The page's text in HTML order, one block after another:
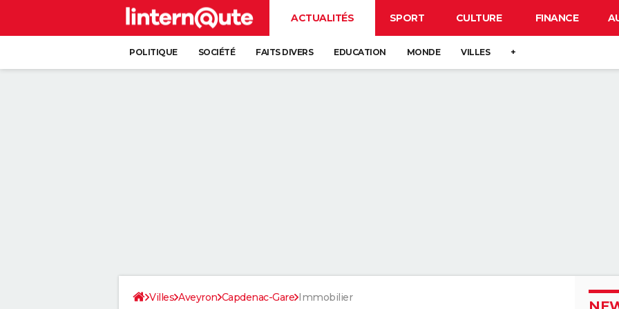
ACTUALITÉS SPORT CULTURE FINANCE
POLITIQUE SOCIÉTÉ FAITS DIVERS EDUCATION MONDE VILLES +
Villes Aveyron Capdenac-Gare Immobilier